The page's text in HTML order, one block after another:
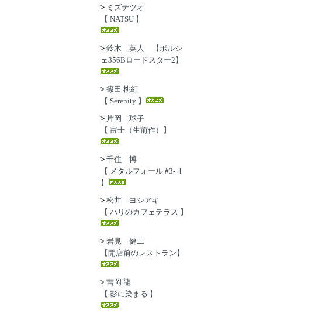
> ミズテツオ
【 NATSU 】
> 鈴木 英人 【ポルシ
ェ356Bロードスター2】
> 篠田 桃紅
【 Serenity 】
> 片岡 球子
【 富士（生前作）】
> 千住 博
【 メタルフォール #3-Ⅱ
】
> 松井 ヨシアキ
【 パリのカフェテラス 】
> 岩見 健二
【開店前のレストラン】
> 吉岡 龍
【 影に染まる 】